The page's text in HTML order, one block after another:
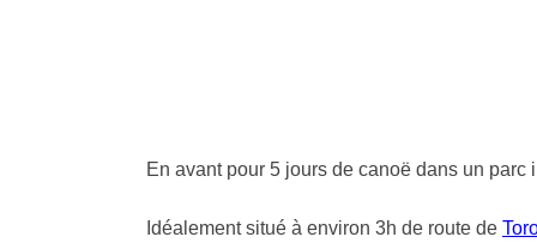
En avant pour 5 jours de canoë dans un
Idéalement situé à environ 3h de route de